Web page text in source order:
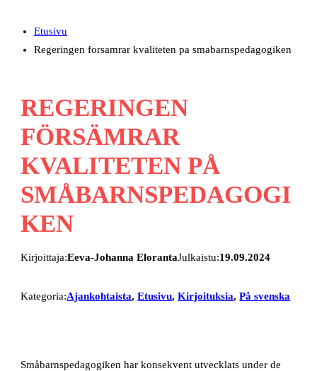
Etusivu
Regeringen forsamrar kvaliteten pa smabarnspedagogiken
REGERINGEN
FÖRSÄMRAR
KVALITETEN PÅ
SMÅBARNSPEDAGOGI
KEN
Kirjoittaja:Eeva-Johanna ElorantaJulkaistu:19.09.2024
Kategoria:Ajankohtaista, Etusivu, Kirjoituksia, På svenska
Småbarnspedagogiken har konsekvent utvecklats under de